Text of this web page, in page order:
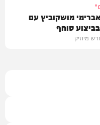
מושקוביץ עם
סוחף
מיוזיק